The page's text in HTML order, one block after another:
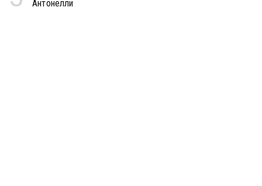
Антонелли